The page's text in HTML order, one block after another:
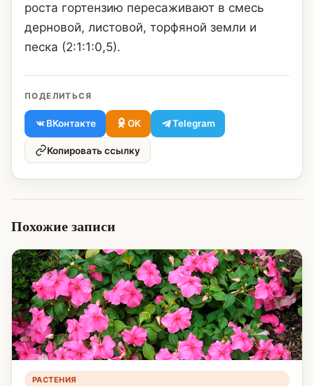
роста гортензию пересаживают в смесь
дерновой, листовой, торфяной земли и
песка (2:1:1:0,5).
ПОДЕЛИТЬСЯ
ВКонтакте ОК Telegram
Копировать ссылку
Похожие записи
РАСТЕНИЯ